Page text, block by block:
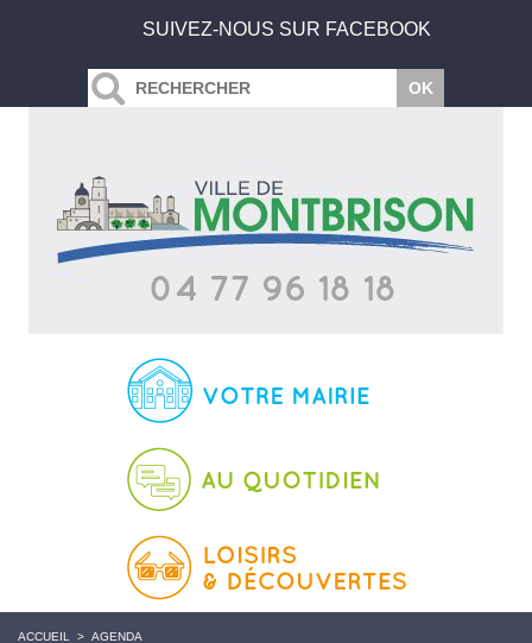
SUIVEZ-NOUS SUR FACEBOOK
ACCUEIL > AGENDA